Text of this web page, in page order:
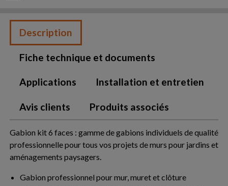
Description
Fiche technique et documents
Applications Installation et entretien
Avis clients Produits associés
Gabion kit 6 faces : gamme de gabions individuels de qualité
professionnelle pour tous vos projets de murs pour jardins et
aménagements paysagers.
Gabion professionnel pour mur, muret et clôture